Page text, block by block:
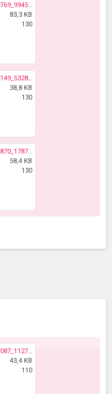
148773_576657542363769_994529898_n.jpg
83,3 KB
130
408196_569913743038149_532841461_n.jpg
38,8 KB
130
533662_574026532626870_1787516527_n.jpg
58,4 KB
130
603881_619210738141087_1127084239_n.jpg
43,4 KB
110